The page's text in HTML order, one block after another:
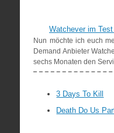
Watchever im
Nun möchte ich euch
Demand Anbieter
sechs Monaten den
3 Days To Kill
Death Do Us